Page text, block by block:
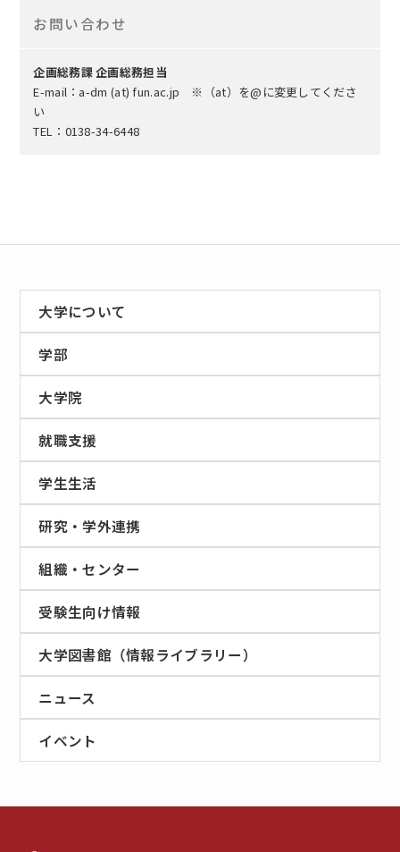
お問い合わせ
企画総務課 企画総務担当
E-mail：a-dm (at) fun.ac.jp ※（at）を@に変更してくださ
い
TEL：0138-34-6448
大学について
学部
大学院
就職支援
学生生活
研究・学外連携
組織・センター
受験生向け情報
大学図書館（情報ライブラリー）
ニュース
イベント